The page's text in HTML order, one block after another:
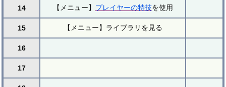
14 【メニュー】 プレイヤーの特技を使用
15 【メニュー】ライブラリを見る
16
17